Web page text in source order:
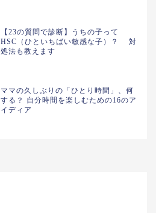
【23の質問で診断】うちの子って
HSC（ひといちばい敏感な子）？ 対
処法も教えます
ママの久しぶりの「ひとり時間」、何
する？ 自分時間を楽しむための16のア
イディア